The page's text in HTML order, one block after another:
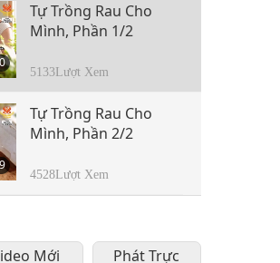
Tự Trồng Rau Cho
Mình, Phần 1/2
5133Lượt Xem
Tự Trồng Rau Cho
Mình, Phần 2/2
4528Lượt Xem
Mới
Phát Trực